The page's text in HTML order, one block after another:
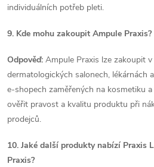
individuálních potřeb pleti.
9. Kde mohu zakoupit Ampule Praxis?
Odpověď: Ampule Praxis lze zakoupit
dermatologických salonech, lékárnách
e-shopech zaměřených na kosmetiku
ověřit pravost a kvalitu produktu při
prodejců.
10. Jaké další produkty nabízí Praxis
Praxis?